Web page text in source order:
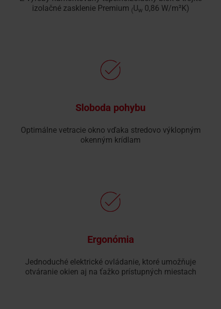
izolačné zasklenie Premium (Uw0,86 W/m²K)
Sloboda pohybu
Optimálne vetracie okno vďaka stredovo výklopným
okenným krídlam
Ergonómia
Jednoduché elektrické ovládanie, ktoré umožňuje
otváranie okien aj na ťažko prístupných miestach